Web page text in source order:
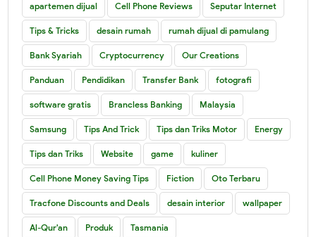
apartemen dijual Cell Phone Reviews Seputar Internet
Tips & Tricks desain rumah rumah dijual di pamulang
Bank Syariah Cryptocurrency Our Creations
Panduan Pendidikan Transfer Bank fotografi
software gratis Brancless Banking Malaysia
Samsung Tips And Trick Tips dan Triks Motor Energy
Tips dan Triks Website game kuliner
Cell Phone Money Saving Tips Fiction Oto Terbaru
Tracfone Discounts and Deals desain interior wallpaper
Al-Qur'an Produk Tasmania